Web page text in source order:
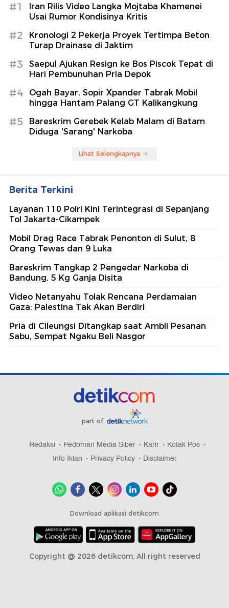
#1
Iran Rilis Video Langka Mojtaba Khamenei
Usai Rumor Kondisinya Kritis
#2
Kronologi 2 Pekerja Proyek Tertimpa Beton
Turap Drainase di Jaktim
#3
Saepul Ajukan Resign ke Bos Piscok Tepat di
Hari Pembunuhan Pria Depok
#4
Ogah Bayar, Sopir Xpander Tabrak Mobil
hingga Hantam Palang GT Kalikangkung
#5
Bareskrim Gerebek Kelab Malam di Batam
Diduga 'Sarang' Narkoba
Lihat Selengkapnya
Berita Terkini
Layanan 110 Polri Kini Terintegrasi di Sepanjang
Tol Jakarta-Cikampek
Mobil Drag Race Tabrak Penonton di Sulut, 8
Orang Tewas dan 9 Luka
Bareskrim Tangkap 2 Pengedar Narkoba di
Bandung, 5 Kg Ganja Disita
Video Netanyahu Tolak Rencana Perdamaian
Gaza: Palestina Tak Akan Berdiri
Pria di Cileungsi Ditangkap saat Ambil Pesanan
Sabu, Sempat Ngaku Beli Nasgor
part of
Redaksi Pedoman Media Siber Karir
Kotak Pos
Info Iklan
Privacy Policy Disclaimer
Download aplikasi detikcom
Copyright @ 2026 detikcom, All right reserved